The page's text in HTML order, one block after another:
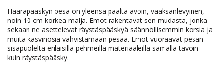
Haarapääskyn pesä on yleensä päältä avoin, vaaksanlevyinen,
noin 10 cm korkea malja. Emot rakentavat sen mudasta, jonka
sekaan ne asettelevat räystäspääskyä säännöllisemmin korsia ja
muita kasvinosia vahvistamaan pesää. Emot vuoraavat pesän
sisäpuolelta erilaisilla pehmeillä materiaaleilla samalla tavoin
kuin räystäspääsky.